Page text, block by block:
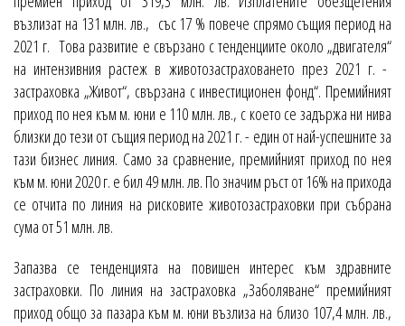
възлизат на 131 млн. лв., със 17 % повече спрямо същия период на
2021 г. Това развитие е свързано с тенденциите около „двигателя“
на интензивния растеж в животозастраховането през 2021 г. -
застраховка „Живот“, свързана с инвестиционен фонд“. Премийният
приход по нея към м. юни е 110 млн. лв., с което се задържа ни нива
близки до тези от същия период на 2021 г. - един от най-успешните за
тази бизнес линия. Само за сравнение, премийният приход по нея
към м. юни 2020 г. е бил 49 млн. лв. По значим ръст от 16% на прихода
се отчита по линия на рисковите животозастраховки при събрана
сума от 51 млн. лв.
Запазва се тенденцията на повишен интерес към здравните
застраховки. По линия на застраховка „Заболяване“ премийният
приход общо за пазара към м. юни възлиза на близо 107,4 млн. лв.,